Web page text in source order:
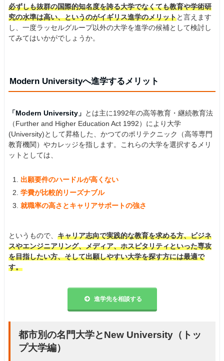
必ずしも抜群の国際的知名度を誇る大学でなくても教育や学術研
究の水準は高い、というのがイギリス進学のメリットと言えます
し、一度ラッセルグループ以外の大学を進学の候補として検討し
てみてはいかがでしょうか。
Modern Universityへ進学するメリット
「Modern University」 とは主に1992年の高等教育・継続教育法
（Further and Higher Education Act 1992）により大学
(University)として昇格した、かつてのポリテクニック（高等専門
教育機関）やカレッジを指します。これらの大学を選択するメリ
ットとしては、
出願要件のハードルが高くない
学費が比較的リーズナブル
就職率の高さとキャリアサポートの強さ
というもので、 キャリア志向で実践的な教育を求める方、ビジネ
スやエンジニアリング、メディア、ホスピタリティといった専攻
を目指したい方、そして出願しやすい大学を探す方には最適で
す。
進学先を相談する
都市別の名門大学とNew University（トッ
プ大学編）